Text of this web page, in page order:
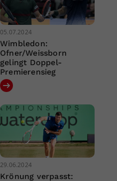
05.07.2024
Wimbledon:
Ofner/Weissborn
gelingt Doppel-
Premierensieg
29.06.2024
Krönung verpasst: